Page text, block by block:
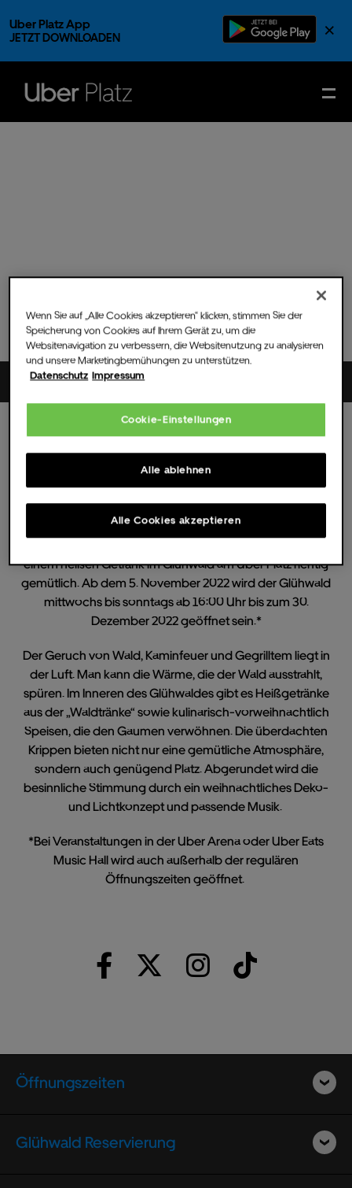
×
Uber Platz App
JETZT DOWNLOADEN
Sa.26.Nov.2022- Einlass
Uber Platz
2022
Berliner Glühwald
einem heißen Getränk im Glühwald am Uber Platz richtig
gemütlich. Ab dem 5. November 2022 wird der Glühwald
mittwochs bis sonntags ab 16:00 Uhr bis zum 30.
Dezember 2022 geöffnet sein.*
Der Geruch von Wald, Kaminfeuer und Gegrilltem liegt in
der Luft. Man kann die Wärme, die der Wald ausstrahlt,
spüren. Im Inneren des Glühwaldes gibt es Heißgetränke
aus der „Waldtränke“ sowie kulinarisch-vorweihnachtlich
Speisen, die den Gaumen verwöhnen. Die überdachten
Krippen bieten nicht nur eine gemütliche Atmosphäre,
sondern auch genügend Platz. Abgerundet wird die
besinnliche Stimmung durch ein weihnachtliches Deko-
und Lichtkonzept und passende Musik.
*Bei Veranstaltungen in der Uber Arena oder Uber Eats
Music Hall wird auch außerhalb der regulären
Öffnungszeiten geöffnet.
Öffnungszeiten
Glühwald Reservierung
Wenn Sie auf „Alle Cookies akzeptieren“ klicken, stimmen Sie der
Speicherung von Cookies auf Ihrem Gerät zu, um die
Websitenavigation zu verbessern, die Websitenutzung zu analysieren
und unsere Marketingbemühungen zu unterstützen.
Datenschutz Impressum
Cookie-Einstellungen
Alle ablehnen
Alle Cookies akzeptieren